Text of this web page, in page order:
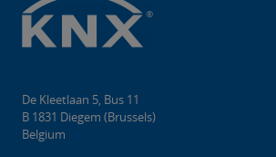
De Kleetlaan 5, Bus 11
B 1831 Diegem (Brussels)
Belgium